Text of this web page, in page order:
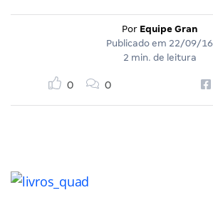
Por Equipe Gran
Publicado em 22/09/16
2 min. de leitura
0 0